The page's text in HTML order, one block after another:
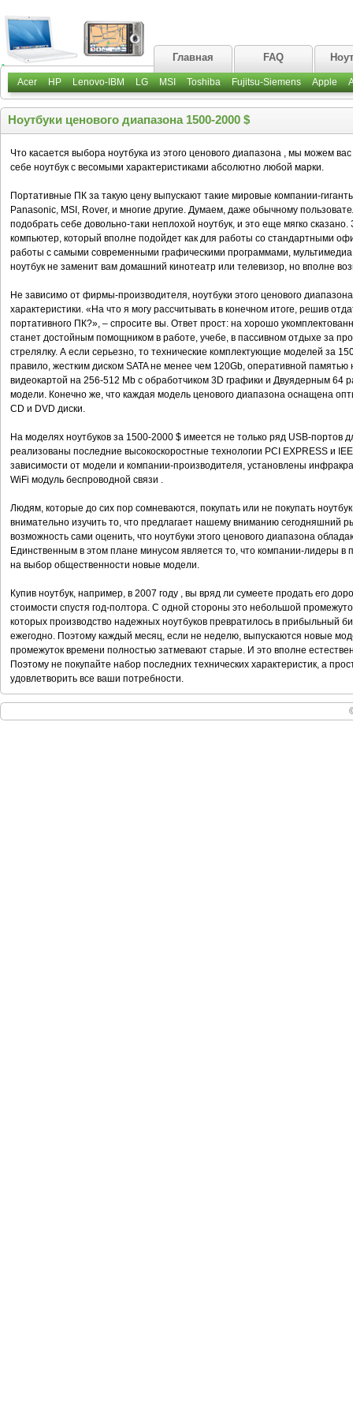
Главная FAQ
Acer HP Lenovo-IBM LG MSI Toshiba Fujitsu-Siemens Apple
Ноутбуки ценового диапазона 1500-2000 $
Что касается выбора ноутбука из этого ценового диапазона , мы можем
себе ноутбук с весомыми характеристиками абсолютно любой марки.
Портативные ПК за такую цену выпускают такие мировые компании-
Panasonic, MSI, Rover, и многие другие. Думаем, даже обычному
подобрать себе довольно-таки неплохой ноутбук, и это еще мягко
компьютер, который вполне подойдет как для работы со стандартными
работы с самыми современными графическими программами,
ноутбук не заменит вам домашний кинотеатр или телевизор, но вполне
Не зависимо от фирмы-производителя, ноутбуки этого ценового
характеристики. «На что я могу рассчитывать в конечном итоге, решив
портативного ПК?», – спросите вы. Ответ прост: на хорошо
станет достойным помощником в работе, учебе, в пассивном отдыхе за
стрелялку. А если серьезно, то технические комплектующие моделей за
правило, жестким диском SATA не менее чем 120Gb, оперативной
видеокартой на 256-512 Mb с обработчиком 3D графики и Двуядерным 64
модели. Конечно же, что каждая модель ценового диапазона оснащена
CD и DVD диски.
На моделях ноутбуков за 1500-2000 $ имеется не только ряд USB-портов
реализованы последние высокоскоростные технологии PCI EXPRESS и
зависимости от модели и компании-производителя, установлены
WiFi модуль беспроводной связи .
Людям, которые до сих пор сомневаются, покупать или не покупать
внимательно изучить то, что предлагает нашему вниманию сегодняшний
возможность сами оценить, что ноутбуки этого ценового диапазона
Единственным в этом плане минусом является то, что компании-лидеры в
на выбор общественности новые модели.
Купив ноутбук, например, в 2007 году , вы вряд ли сумеете продать его
стоимости спустя год-полтора. С одной стороны это небольшой
которых производство надежных ноутбуков превратилось в прибыльный
ежегодно. Поэтому каждый месяц, если не неделю, выпускаются новые
промежуток времени полностью затмевают старые. И это вполне
Поэтому не покупайте набор последних технических характеристик, а
удовлетворить все ваши потребности.